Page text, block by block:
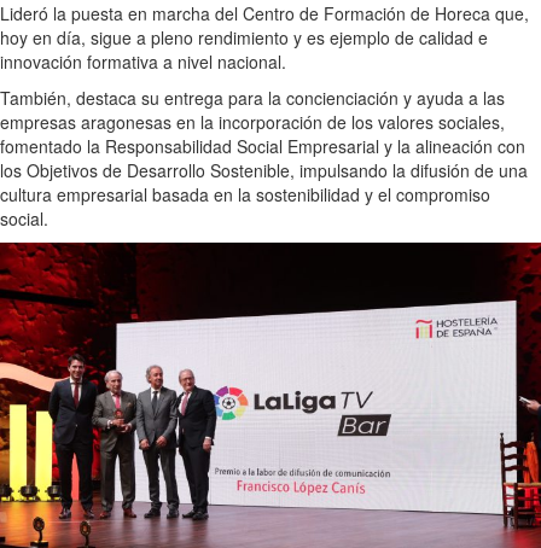
Lideró la puesta en marcha del Centro de Formación de Horeca que,
hoy en día, sigue a pleno rendimiento y es ejemplo de calidad e
innovación formativa a nivel nacional.
También, destaca su entrega para la concienciación y ayuda a las
empresas aragonesas en la incorporación de los valores sociales,
fomentado la Responsabilidad Social Empresarial y la alineación con
los Objetivos de Desarrollo Sostenible, impulsando la difusión de una
cultura empresarial basada en la sostenibilidad y el compromiso
social.